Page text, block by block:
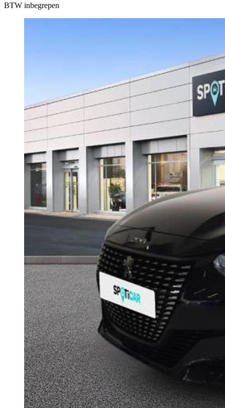
BTW inbegrepen